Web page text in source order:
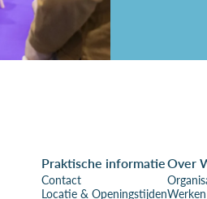
Praktische informatie
Contact
Locatie & Openingstijden
Over